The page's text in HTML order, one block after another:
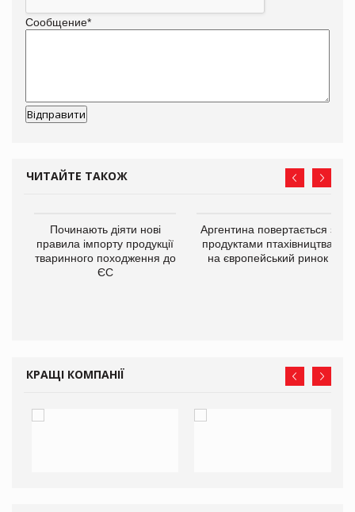
Сообщение*
ЧИТАЙТЕ ТАКОЖ
Починають діяти нові
правила імпорту продукції
тваринного походження до
ЄС
Аргентина повертається з
продуктами птахівництва
на європейський ринок
КРАЩІ КОМПАНІЇ